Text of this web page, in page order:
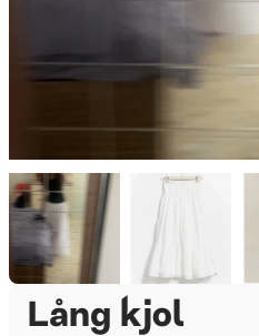
Lång kjol